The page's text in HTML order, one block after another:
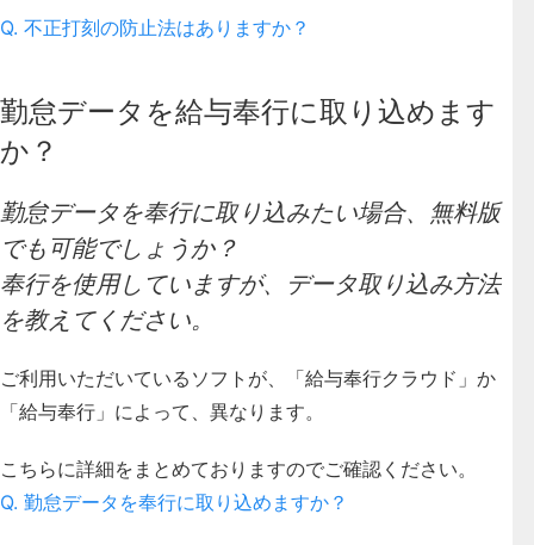
Q. 不正打刻の防止法はありますか？
勤怠データを給与奉行に取り込めます
か？
勤怠データを奉行に取り込みたい場合、無料版
でも可能でしょうか？
奉行を使用していますが、データ取り込み方法
を教えてください。
ご利用いただいているソフトが、「給与奉行クラウド」か
「給与奉行」によって、異なります。
こちらに詳細をまとめておりますのでご確認ください。
Q. 勤怠データを奉行に取り込めますか？